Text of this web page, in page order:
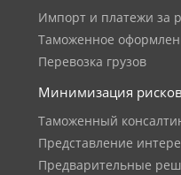
Импорт и платежи за
Таможенное
Перевозка грузов
Минимизация рисков
Таможенный
Представление
Предварительные